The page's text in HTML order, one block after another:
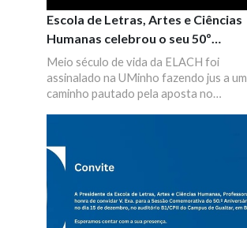
Escola de Letras, Artes e Ciências
Humanas celebrou o seu 50º
aniversário
Meio século de vida da ELACH foi
assinalado na UMinho fazendo jus a um
caminho pautado pela aposta no
da língua portuguesa.